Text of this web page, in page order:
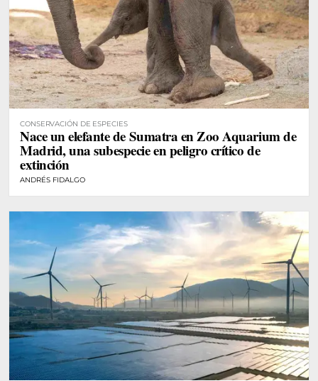
CONSERVACIÓN DE ESPECIES
Nace un elefante de Sumatra en Zoo Aquarium de
Madrid, una subespecie en peligro crítico de
extinción
ANDRÉS FIDALGO